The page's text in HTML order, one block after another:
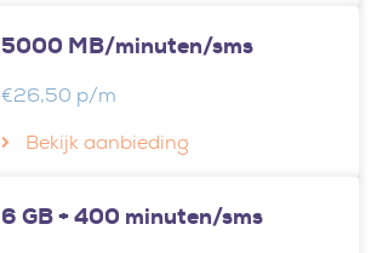
5000 MB/minuten/sms
€26,50 p/m
Bekijk aanbieding
6 GB + 400 minuten/sms